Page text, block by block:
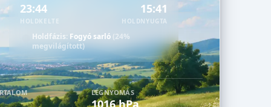
23:44
HOLDKELTE
15:41
HOLDNYUGTA
Holdfázis: Fogyó sarló (24%
megvilágított)
LÉGNYOMÁS
1016 hPa